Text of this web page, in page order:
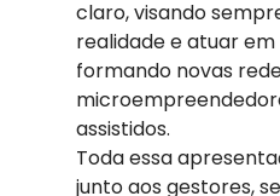
claro, visando
realidade e atuar em
formando novas
assistidos.
Toda essa
junto aos gestores,